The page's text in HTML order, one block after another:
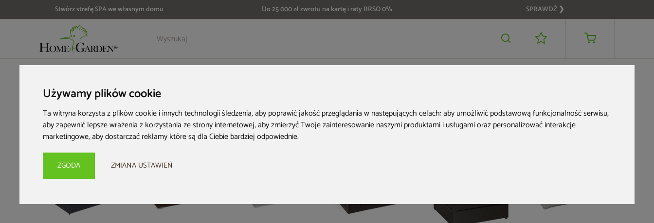
Używamy plików cookie
Ta witryna korzysta z plików cookie i innych technologii śledzenia, aby poprawić jakość przeglądania w następujących celach:aby umożliwić podstawową funkcjonalność serwisu,
aby zapewnić lepsze wrażenia z korzystania ze strony internetowej,aby zmierzyć Twoje zainteresowanie naszymi produktami i usługami oraz personalizować interakcje
marketingowe,aby dostarczać reklamy które są dla Ciebie bardziej odpowiednie.
ZGODA ZMIANA USTAWIEŃ
Stwórz strefę SPA we własnym domu Do 25 000 zł zwrotu na kartę i raty RRSO 0% SPRAWDŹ ❯
Szczegóły Opinie 1 099 zł DODAJ DO KOSZYKA